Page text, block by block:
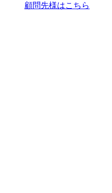
顧問先様はこちら